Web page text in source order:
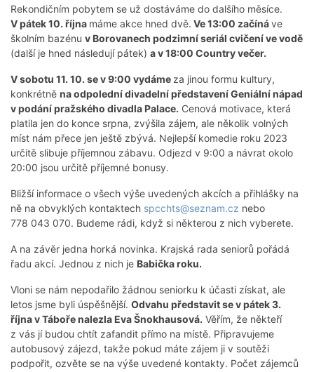
Rekondičním pobytem se už dostáváme do dalšího měsíce.
V pátek 10. října máme akce hned dvě. Ve 13:00 začínáve
školním bazénu v Borovanech podzimní seriál cvičení ve vodě
(další je hned následují pátek) a v 18:00 Country večer.
V sobotu 11. 10. se v 9:00 vydáme za jinou formu kultury,
konkrétně na odpolední divadelní představení Geniální nápad
v podání pražského divadla Palace. Cenová motivace, která
platila jen do konce srpna, zvýšila zájem, ale několik volných
míst nám přece jen ještě zbývá. Nejlepší komedie roku 2023
určitě slibuje příjemnou zábavu. Odjezd v 9:00 a návrat okolo
20:00 jsou určitě příjemné bonusy.
Bližší informace o všech výše uvedených akcích a přihlášky na
ně na obvyklých kontaktech spcchts@seznam.cz nebo
778 043 070. Budeme rádi, když si některou z nich vyberete.
A na závěr jedna horká novinka. Krajská rada seniorů pořádá
řadu akcí. Jednou z nich je Babička roku.
Vloni se nám nepodařilo žádnou seniorku k účasti získat, ale
letos jsme byli úspěšnější. Odvahu představit se v pátek 3.
října v Táboře nalezla Eva Šnokhausová. Věřím, že někteří
z vás jí budou chtít zafandit přímo na místě. Připravujeme
autobusový zájezd, takže pokud máte zájem ji v soutěži
podpořit, ozvěte se na výše uvedené kontakty. Počet zájemců